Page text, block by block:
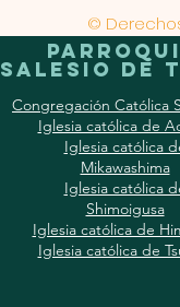
©
Salesio de
Congregación Católica
Iglesia católica de
Iglesia católica
Mikawashima
Iglesia católica
Shimoigusa
Iglesia católica de
Iglesia católica de